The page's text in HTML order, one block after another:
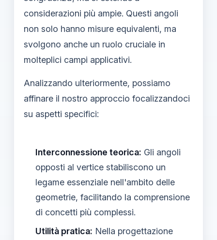
considerazioni più ampie. Questi angoli
non solo hanno misure equivalenti, ma
svolgono anche un ruolo cruciale in
molteplici campi applicativi.
Analizzando ulteriormente, possiamo
affinare il nostro approccio focalizzandoci
su aspetti specifici:
Interconnessione teorica: Gli angoli
opposti al vertice stabiliscono un
legame essenziale nell'ambito delle
geometrie, facilitando la comprensione
di concetti più complessi.
Utilità pratica: Nella progettazione